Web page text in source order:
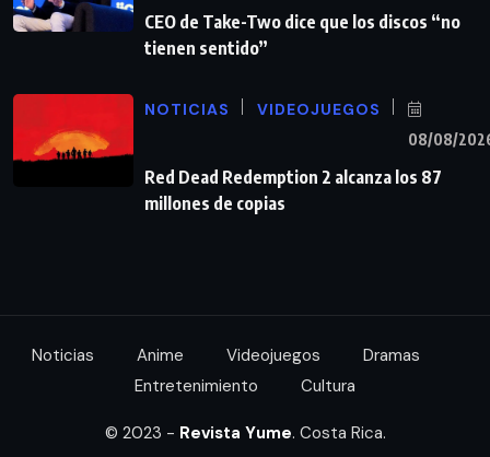
CEO de Take-Two dice que los discos “no
tienen sentido”
NOTICIAS VIDEOJUEGOS
08/08/
Red Dead Redemption 2 alcanza los 87
millones de copias
Noticias Anime Videojuegos
Dramas
Entretenimiento
Cultura
© 2023 - Revista Yume. Costa Rica.